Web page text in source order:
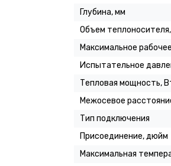
Глубина, мм
Объем
Максимальное
Испытательное
Тепловая мощность,
Межосевое
Тип подключения
Присоединение, дюйм
Максимальная